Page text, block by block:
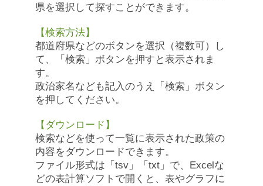
県を選択して探すことができます。
【検索方法】
都道府県などのボタンを選択（複数可）し
て、「検索」ボタンを押すと表示されま
す。
政治家名なども記入のうえ「検索」ボタン
を押してください。
【ダウンロード】
検索などを使って一覧に表示された政策の
内容をダウンロードできます。
ファイル形式は「tsv」「txt」で、Excelな
どの表計算ソフトで開くと、表やグラフに